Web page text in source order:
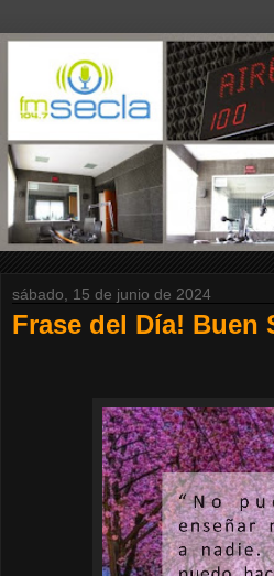
sábado, 15 de junio de 2024
Frase del Día! Buen